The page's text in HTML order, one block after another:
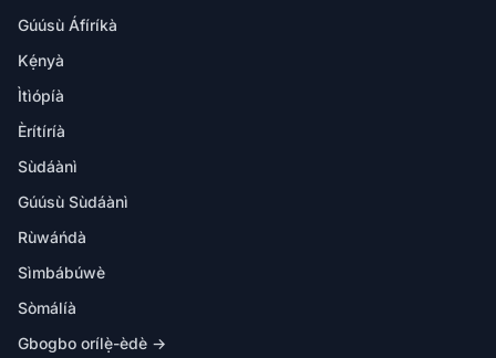
Gúúsù Áfíríkà
Kẹ́nyà
Ìtìópíà
Èrítíríà
Sùdáànì
Gúúsù Sùdáànì
Rùwáńdà
Sìmbábúwè
Sòmálíà
Gbogbo orílẹ̀-èdè →